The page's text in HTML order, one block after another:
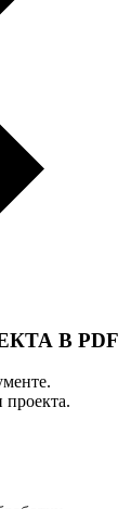
В PDF
проекта.